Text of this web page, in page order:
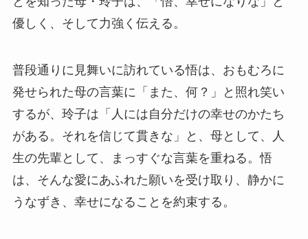
優しく、そして力強く伝える。
普段通りに見舞いに訪れている悟は、おもむろに
発せられた母の言葉に「また、何？」と照れ笑い
するが、玲子は「人には自分だけの幸せのかたち
がある。それを信じて貫きな」と、母として、人
生の先輩として、まっすぐな言葉を重ねる。悟
は、そんな愛にあふれた願いを受け取り、静かに
うなずき、幸せになることを約束する。